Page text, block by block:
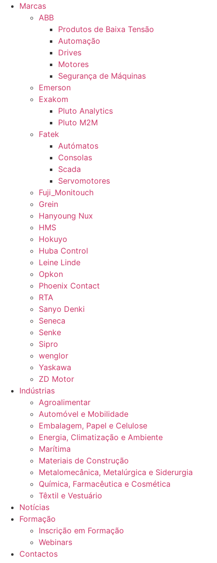
Marcas
ABB
Produtos de Baixa Tensão
Automação
Drives
Motores
Segurança de Máquinas
Emerson
Exakom
Pluto Analytics
Pluto M2M
Fatek
Autómatos
Consolas
Scada
Servomotores
Fuji_Monitouch
Grein
Hanyoung Nux
HMS
Hokuyo
Huba Control
Leine Linde
Opkon
Phoenix Contact
RTA
Sanyo Denki
Seneca
Senke
Sipro
wenglor
Yaskawa
ZD Motor
Indústrias
Agroalimentar
Automóvel e Mobilidade
Embalagem, Papel e Celulose
Energia, Climatização e Ambiente
Marítima
Materiais de Construção
Metalomecânica, Metalúrgica e Siderurgia
Química, Farmacêutica e Cosmética
Têxtil e Vestuário
Notícias
Formação
Inscrição em Formação
Webinars
Contactos